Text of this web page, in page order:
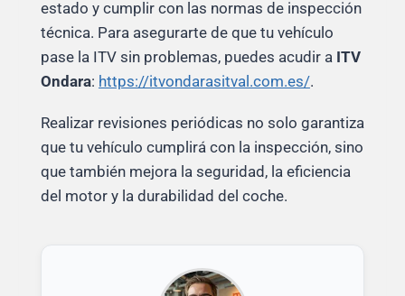
estado y cumplir con las normas de inspección
técnica. Para asegurarte de que tu vehículo
pase la ITV sin problemas, puedes acudir a ITV
Ondara: https://itvondarasitval.com.es/.
Realizar revisiones periódicas no solo garantiza
que tu vehículo cumplirá con la inspección, sino
que también mejora la seguridad, la eficiencia
del motor y la durabilidad del coche.